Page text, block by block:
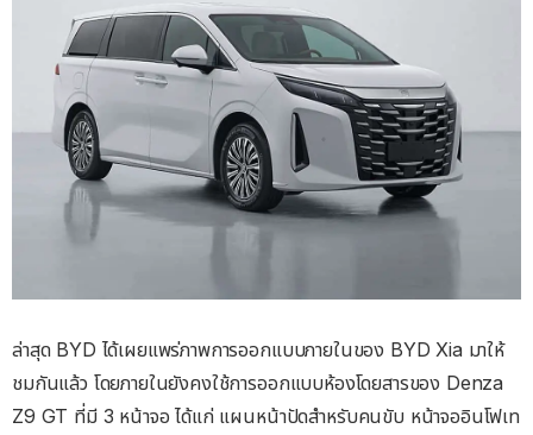
ล่าสุด BYD ได้เผยแพร่ภาพการออกแบบภายในของ BYD Xia มาให้
ชมกันแล้ว โดยภายในยังคงใช้การออกแบบห้องโดยสารของ Denza
Z9 GT ที่มี 3 หน้าจอ ได้แก่ แผนหน้าปัดสำหรับคนขับ หน้าจออินโฟเท